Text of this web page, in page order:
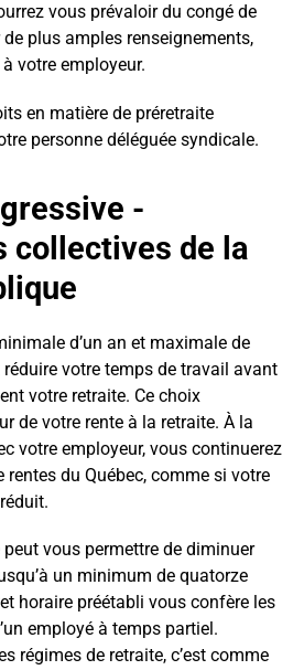
vous prévaloir du congé de
plus amples renseignements,
votre employeur.
en matière de préretraite
personne déléguée syndicale.
-
collectives de la
d’un an et maximale de
votre temps de travail avant
votre retraite. Ce choix
de votre rente à la retraite. À la
votre employeur, vous continuerez
rentes du Québec, comme si votre
vous permettre de diminuer
un minimum de quatorze
horaire préétabli vous confère les
employé à temps partiel.
régimes de retraite, c’est comme